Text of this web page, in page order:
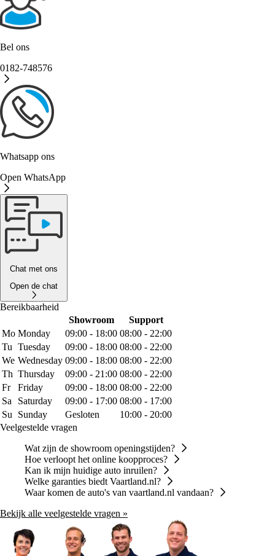
Bel ons
0182-748576
Whatsapp ons
Open WhatsApp
Chat met ons
Open de chat
Bereikbaarheid
Showroom
Support
Mo Monday 09:00 - 18:00 08:00 - 22:00
Tu Tuesday 09:00 - 18:00 08:00 - 22:00
We Wednesday 09:00 - 18:00 08:00 - 22:00
Th Thursday 09:00 - 21:00 08:00 - 22:00
Fr
Friday 09:00 - 18:00 08:00 - 22:00
Sa
Saturday 09:00 - 17:00 08:00 - 17:00
Su
Sunday Gesloten
10:00 - 20:00
Veelgestelde vragen
Wat zijn de showroom openingstijden?
Hoe verloopt het online koopproces?
Kan ik mijn huidige auto inruilen?
Welke garanties biedt Vaartland.nl?
Waar komen de auto's van vaartland.nl vandaan?
Bekijk alle veelgestelde vragen »